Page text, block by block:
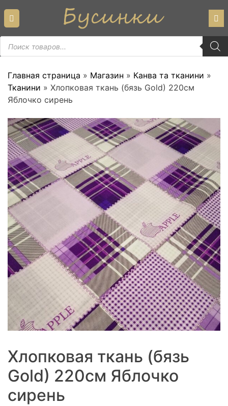
content
Пошук
товарів
Главная страница » Магазин » Канва та тканини »
Тканини » Хлопковая ткань (бязь Gold) 220см
Яблочко сирень
Хлопковая ткань (бязь
Gold) 220см Яблочко
сирень